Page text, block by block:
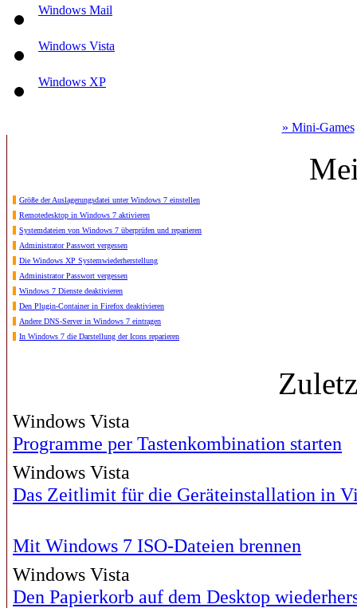
Windows Mail
Windows Vista
Windows XP
» Mini-Games
Größe der Auslagerungsdatei unter Windows 7 einstellen
Remotedesktop in Windows 7 aktivieren
Systemdateien von Windows 7 überprüfen und reparieren
Administrator Passwort vergessen
Die Windows XP Systemwiederherstellung
Administrator Passwort vergessen
Windows 7 Dienste deaktivieren
Den Plugin-Container in Firefox deaktivieren
Andere DNS-Server in Windows 7 eintragen
In Windows 7 die Darstellung der Icons reparieren
Windows Vista
Programme per Tastenkombination starten
Windows Vista
Das Zeitlimit für die Geräteinstallation in
Mit Windows 7 ISO-Dateien brennen
Windows Vista
Den Papierkorb auf dem Desktop